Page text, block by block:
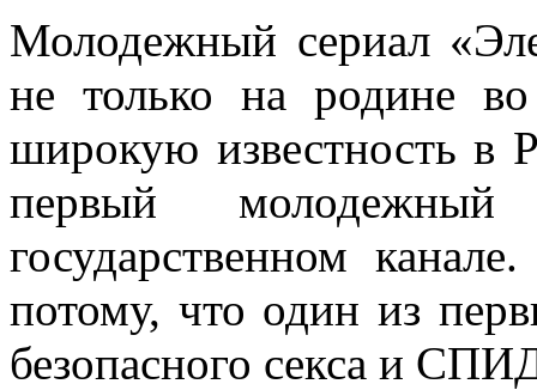
Молодежный сериал
не только на родине
широкую известность в
первый
государственном
потому, что один из
безопасного секса и